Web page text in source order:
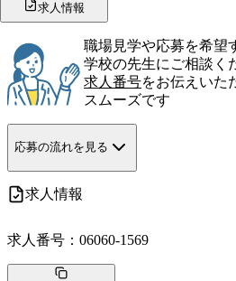
求人情報
職場見学や応募を希望
学校の先生にご相談く
求人番号をお伝えいた
スムーズです
応募の流れを見る
求人情報
求人番号： 06060-1569